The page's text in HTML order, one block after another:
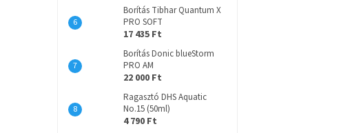
Borítás Tibhar Quantum X
PRO SOFT
17 435 Ft
Borítás Donic blueStorm
PRO AM
22 000 Ft
Ragasztó DHS Aquatic
No.15 (50ml)
4 790 Ft